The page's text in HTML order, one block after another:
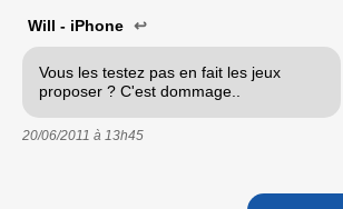
Will - iPhone ↩
Vous les testez pas en fait les jeux
proposer ? C'est dommage..
20/06/2011 à 13h45